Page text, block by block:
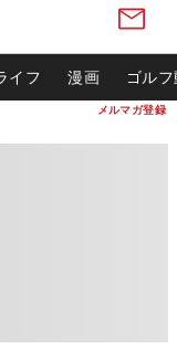
メルマガ登録
イフ 漫画 ゴル